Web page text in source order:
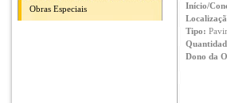
Obras Especiais Início/
Tipo:
Dono da